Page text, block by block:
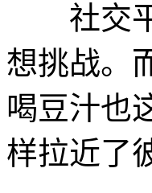
社交平
想挑战。
喝豆汁也
样拉近了